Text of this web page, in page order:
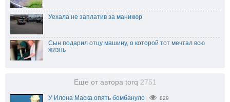
Уехала не заплатив за маникюр
Сын подарил отцу машину, о которой тот мечтал всю
жизнь
Еще от автора torq 2751
У Илона Маска опять бомбануло 829